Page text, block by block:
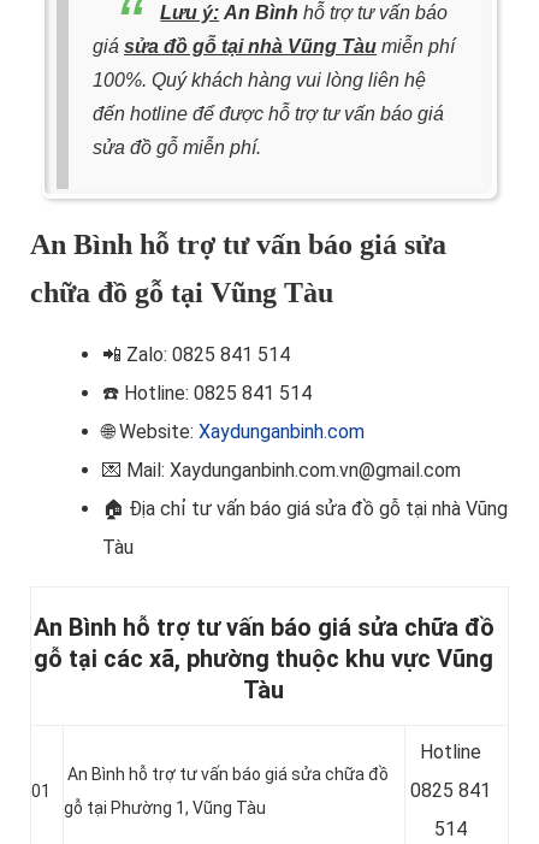
Lưu ý: An Bình hỗ trợ tư vấn báo
giá sửa đồ gỗ tại nhà Vũng Tàu miễn phí
100%. Quý khách hàng vui lòng liên hệ
đến hotline để được hỗ trợ tư vấn báo giá
sửa đồ gỗ miễn phí.
An Bình hỗ trợ tư vấn báo giá sửa
chữa đồ gỗ tại Vũng Tàu
📲 Zalo: 0825 841 514
☎️ Hotline: 0825 841 514
🌐 Website: Xaydunganbinh.com
💌 Mail: Xaydunganbinh.com.vn@gmail.com
🏠 Địa chỉ tư vấn báo giá sửa đồ gỗ tại nhà Vũng
Tàu
An Bình hỗ trợ tư vấn báo giá sửa chữa đồ
gỗ tại các xã, phường thuộc khu vực Vũng
Tàu
01
An Bình hỗ trợ tư vấn báo giá sửa chữa đồ
gỗ tại Phường 1, Vũng Tàu
Hotline
0825 841
514